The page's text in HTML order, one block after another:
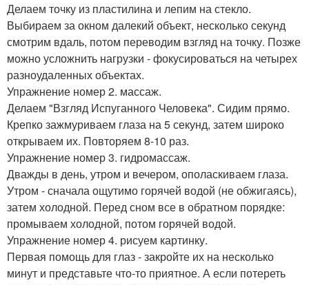
Делаем точку из пластилина и лепим на стекло.
Выбираем за окном далекий объект, несколько секунд
смотрим вдаль, потом переводим взгляд на точку. Позже
можно усложнить нагрузки - фокусироваться на четырех
разноудаленных объектах.
Упражнение номер 2. массаж.
Делаем "Взгляд Испуганного Человека". Сидим прямо.
Крепко зажмуриваем глаза на 5 секунд, затем широко
открываем их. Повторяем 8-10 раз.
Упражнение номер 3. гидромассаж.
Дважды в день, утром и вечером, ополаскиваем глаза.
Утром - сначала ощутимо горячей водой (не обжигаясь),
затем холодной. Перед сном все в обратном порядке:
промываем холодной, потом горячей водой.
Упражнение номер 4. рисуем картинку.
Первая помощь для глаз - закройте их на несколько
минут и представьте что-то приятное. А если потереть